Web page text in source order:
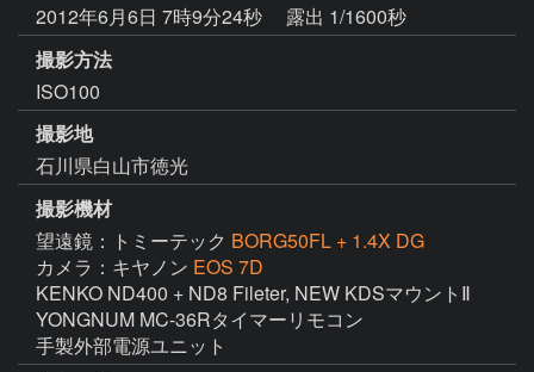
2012年6月6日 7時9分24秒
露出 1/1600秒
撮影方法
ISO100
撮影地
石川県白山市徳光
撮影機材
望遠鏡：トミーテック BORG50FL + 1.4X DG
カメラ：キヤノン EOS 7D
KENKO ND400 + ND8 Fileter, NEW KDSマウントⅡ
YONGNUM MC-36Rタイマーリモコン
手製外部電源ユニット